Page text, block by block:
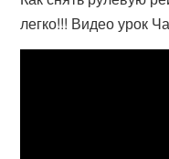
легко!!! Видео урок